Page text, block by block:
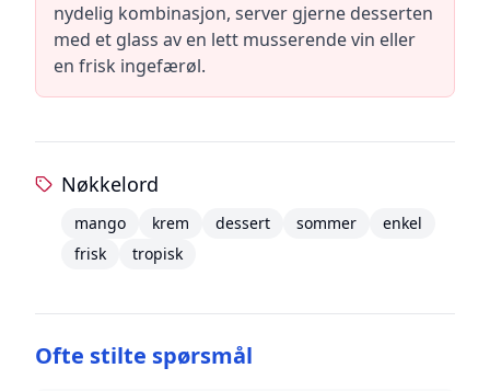
nydelig kombinasjon, server gjerne desserten
med et glass av en lett musserende vin eller
en frisk ingefærøl.
Nøkkelord
mango krem dessert sommer
enkel
frisk
tropisk
Ofte stilte spørsmål